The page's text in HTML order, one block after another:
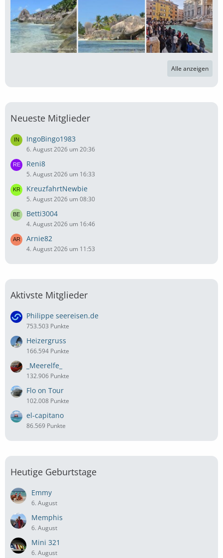
Alle anzeigen
Neueste Mitglieder
IngoBingo1983
6. August 2026 um 20:36
Reni8
5. August 2026 um 16:33
KreuzfahrtNewbie
5. August 2026 um 08:30
Betti3004
4. August 2026 um 16:46
Arnie82
4. August 2026 um 11:53
Aktivste Mitglieder
Philippe seereisen.de
753.503 Punkte
Heizergruss
166.594 Punkte
_Meerelfe_
132.906 Punkte
Flo on Tour
102.008 Punkte
el-capitano
86.569 Punkte
Heutige Geburtstage
Emmy
6. August
Memphis
6. August
Mini 321
6. August